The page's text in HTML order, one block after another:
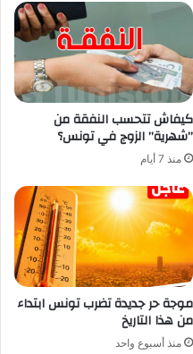
كيفاش تتحسب النفقة من
”شهرية” الزوج في تونس؟
منذ 7 أيام
موجة حر جديدة تضرب تونس ابتداء
من هذا التاريخ
منذ أسبوع واحد